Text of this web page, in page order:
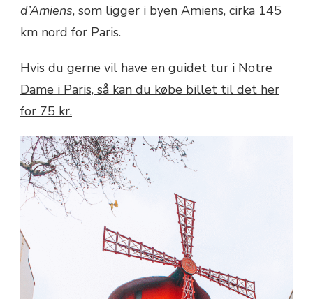
d’Amiens, som ligger i byen Amiens, cirka 145
km nord for Paris.
Hvis du gerne vil have en guidet tur i Notre
Dame i Paris, så kan du købe billet til det her
for 75 kr.